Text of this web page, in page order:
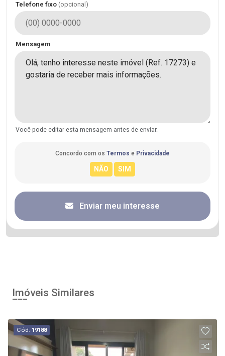
Telefone fixo (opcional)
Mensagem
Você pode editar esta mensagem antes de enviar.
Concordo com os Termos e Privacidade
Enviar meu interesse
Imóveis Similares
Cód. 19188